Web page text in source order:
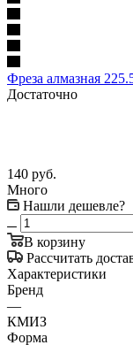
Фреза алмазная
Достаточно
140 руб.
Много
Нашли дешевле?
В корзину
Рассчитать
Характеристики
Бренд
—
КМИЗ
Форма